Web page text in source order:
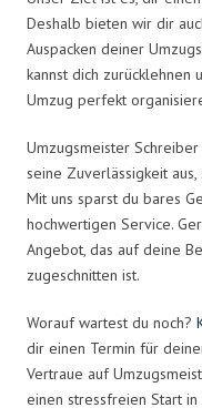
Deshalb bieten wir dir
Auspacken deiner
kannst dich zurücklehnen
Umzug perfekt
Umzugsmeister
seine Zuverlässigkeit
Mit uns sparst du bares
hochwertigen Service.
Angebot, das auf deine
zugeschnitten ist.
Worauf wartest du noch?
dir einen Termin für
Vertraue auf
einen stressfreien Start